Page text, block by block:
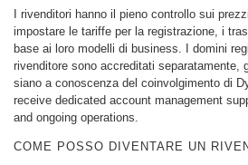
Forum
Richiesta
di
Account
Manager
Strumenti
di
Supporto
Contattaci
Ticket
I rivenditori hanno il pieno controllo sui
impostare le tariffe per la registrazione, i
base ai loro modelli di business. I domini
rivenditore sono accreditati separatamente,
siano a conoscenza del coinvolgimento di
receive dedicated account management
and ongoing operations.
COME POSSO DIVENTARE UN